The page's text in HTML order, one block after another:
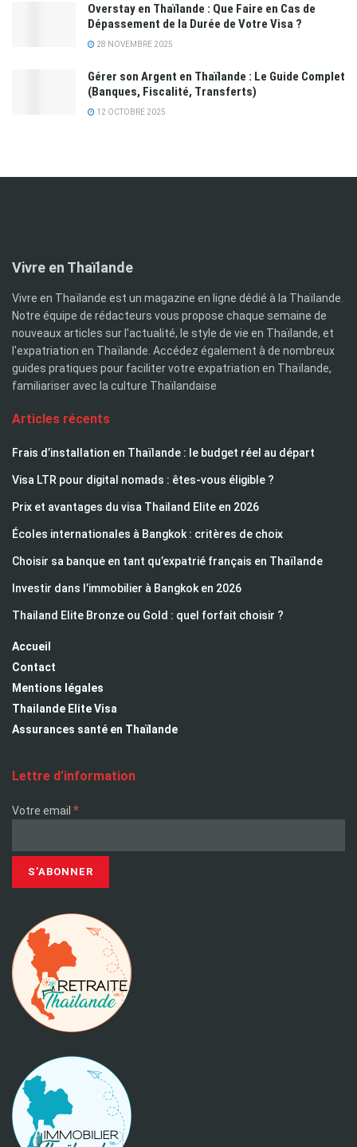
Overstay en Thaïlande : Que Faire en Cas de
Dépassement de la Durée de Votre Visa ?
28 NOVEMBRE 2025
Gérer son Argent en Thaïlande : Le Guide Complet
(Banques, Fiscalité, Transferts)
12 OCTOBRE 2025
Vivre en Thaïlande
Vivre en Thaïlande est un magazine en ligne dédié à la Thaïlande.
Notre équipe de rédacteurs vous propose chaque semaine de
nouveaux articles sur l'actualité, le style de vie en Thaïlande, et
l'expatriation en Thaïlande. Accédez également à de nombreux
guides pratiques pour faciliter votre expatriation en Thaïlande,
familiariser avec la culture Thaïlandaise
Articles récents
Frais d’installation en Thaïlande : le budget réel au départ
Visa LTR pour digital nomads : êtes-vous éligible ?
Prix et avantages du visa Thailand Elite en 2026
Écoles internationales à Bangkok : critères de choix
Choisir sa banque en tant qu’expatrié français en Thaïlande
Investir dans l’immobilier à Bangkok en 2026
Thailand Elite Bronze ou Gold : quel forfait choisir ?
Accueil
Contact
Mentions légales
Thailande Elite Visa
Assurances santé en Thaïlande
Lettre d’information
Votre email *